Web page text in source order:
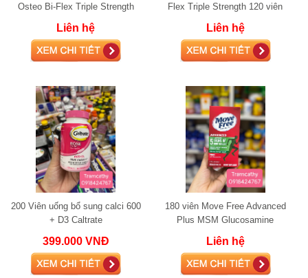
Osteo Bi-Flex Triple Strength
+Vitamin D 150 viên glucosamine
Liên hệ
Flex Triple Strength 120 viên
glucosamine
Liên hệ
200 Viên uống bổ sung calci 600
+ D3 Caltrate
399.000 VNĐ
180 viên Move Free Advanced
Plus MSM Glucosamine
Chondroitin120 viên chính hãng
Mỹ
Liên hệ